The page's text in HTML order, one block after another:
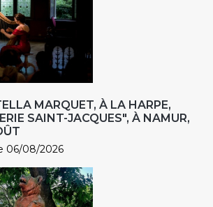
MARQUET, À LA HARPE,
SAINT-JACQUES", À NAMUR,
06/08/2026